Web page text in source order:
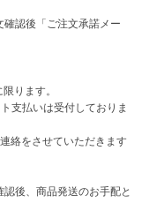
認後「ご注文承諾メー
ります。
支払いは受付しておりま
をさせていただきます
後、商品発送のお手配と